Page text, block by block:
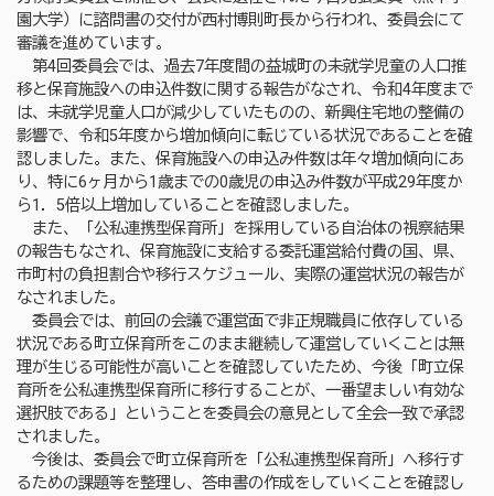
園大学）に諮問書の交付が西村博則町長から行われ、委員会にて
審議を進めています。
第4回委員会では、過去7年度間の益城町の未就学児童の人口推
移と保育施設への申込件数に関する報告がなされ、令和4年度まで
は、未就学児童人口が減少していたものの、新興住宅地の整備の
影響で、令和5年度から増加傾向に転じている状況であることを確
認しました。また、保育施設への申込み件数は年々増加傾向にあ
り、特に6ヶ月から1歳までの0歳児の申込み件数が平成29年度か
ら1．5倍以上増加していることを確認しました。
また、「公私連携型保育所」を採用している自治体の視察結果
の報告もなされ、保育施設に支給する委託運営給付費の国、県、
市町村の負担割合や移行スケジュール、実際の運営状況の報告が
なされました。
委員会では、前回の会議で運営面で非正規職員に依存している
状況である町立保育所をこのまま継続して運営していくことは無
理が生じる可能性が高いことを確認していたため、今後「町立保
育所を公私連携型保育所に移行することが、一番望ましい有効な
選択肢である」ということを委員会の意見として全会一致で承認
されました。
今後は、委員会で町立保育所を「公私連携型保育所」へ移行す
るための課題等を整理し、答申書の作成をしていくことを確認し